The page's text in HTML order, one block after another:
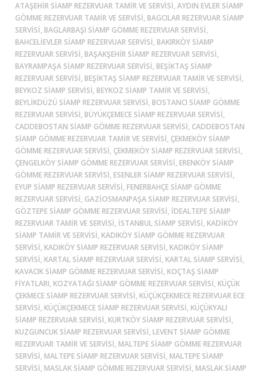
ATAŞEHIR SIAMP REZERVUAR TAMIR VE SERVISI, AYDIN EVLER SIAMP
GÖMME REZERVUAR TAMIR VE SERVISI, BAGCILAR REZERVUAR SIAMP
SERVISI, BAGLARBAŞI SIAMP GÖMME REZERVUAR SERVISI,
BAHCELIEVLER SIAMP REZERVUAR SERVISI, BAKIRKÖY SIAMP
REZERVUAR SERVISI, BAŞAKŞEHIR SIAMP REZERVUAR SERVISI,
BAYRAMPAŞA SIAMP REZERVUAR SERVISI, BEŞİKTAŞ SIAMP
REZERVUAR SERVISI, BEŞİKTAŞ SIAMP REZERVUAR TAMIR VE SERVISI,
BEYKOZ SIAMP SERVISI, BEYKOZ SIAMP TAMIR VE SERVISI,
BEYLIKDÜZÜ SIAMP REZERVUAR SERVISI, BOSTANCI SIAMP GÖMME
REZERVUAR SERVISI, BÜYÜKÇEMECE SIAMP REZERVUAR SERVISI,
CADDEBOSTAN SIAMP GÖMME REZERVUAR SERVISI, CADDEBOSTAN
SIAMP GÖMME REZERVUAR TAMIR VE SERVISI, ÇEKMEKÖY SIAMP
GÖMME REZERVUAR SERVISI, ÇEKMEKÖY SIAMP REZERVUAR SERVISI,
ÇENGELKÖY SIAMP GÖMME REZERVUAR SERVISI, ERENKÖY SIAMP
GÖMME REZERVUAR SERVISI, ESENLER SIAMP REZERVUAR SERVISI,
EYUP SIAMP REZERVUAR SERVISI, FENERBAHÇE SIAMP GÖMME
REZERVUAR SERVISI, GAZIOSMANPAŞA SIAMP REZERVUAR SERVISI,
GÖZTEPE SIAMP GÖMME REZERVUAR SERVISI, İDEALTEPE SIAMP
REZERVUAR TAMIR VE SERVISI, ISTANBUL SIAMP SERVISI, KADİKÖY
SIAMP TAMIR VE SERVISI, KADIKÖY SIAMP GÖMME REZERVUAR
SERVISI, KADIKÖY SIAMP REZERVUAR SERVISI, KADIKÖY SIAMP
SERVISI, KARTAL SIAMP REZERVUAR SERVISI, KARTAL SIAMP SERVISI,
KAVACIK SIAMP GÖMME REZERVUAR SERVISI, KOÇTAŞ SIAMP
FIYATLARI, KOZYATAĞI SIAMP GÖMME REZERVUAR SERVISI, KÜÇÜK
ÇEKMECE SIAMP REZERVUAR SERVISI, KÜÇÜKÇEKMECE REZERVUAR ECE
SERVISI, KÜÇÜKÇEKMECE SIAMP REZERVUAR SERVISI, KÜÇÜKYALI
SIAMP REZERVUAR SERVISI, KURTKÖY SIAMP REZERVUAR SERVISI,
KUZGUNCUK SIAMP REZERVUAR SERVISI, LEVENT SIAMP GÖMME
REZERVUAR TAMIR VE SERVISI, MALTEPE SIAMP GÖMME REZERVUAR
SERVISI, MALTEPE SIAMP REZERVUAR SERVISI, MALTEPE SIAMP
SERVISI, MASLAK SIAMP GÖMME REZERVUAR SERVISI, MASLAK SIAMP